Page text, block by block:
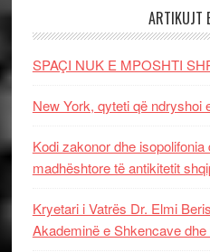
ARTIKUJT
SPAÇI NUK E MPOSHTI
New York, qyteti që
Kodi zakonor dhe
madhështore të antikitetit
Kryetari i Vatrës Dr. Elmi
Akademinë e Shkencave